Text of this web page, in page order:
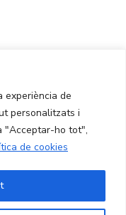
experiència de
personalitzats i
"Acceptar-ho tot",
de cookies